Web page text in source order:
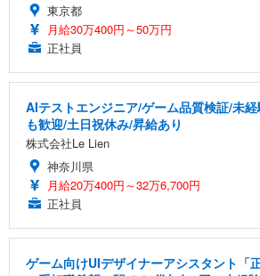
東京都
月給30万400円～50万円
正社員
AIテストエンジニア/ゲーム品質検証/未
も歓迎/土日祝休み/昇給あり
株式会社Le Lien
神奈川県
月給20万400円～32万6,700円
正社員
ゲーム向けUIデザイナーアシスタント「